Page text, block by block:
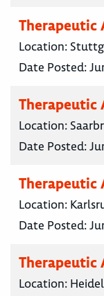
Therapeutic
Location:
Date Posted:
Therapeutic
Location:
Date Posted:
Therapeutic
Location:
Date Posted:
Therapeutic
Location: